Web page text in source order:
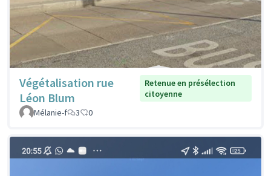
Végétalisation rue
Léon Blum
Retenue en présélection
citoyenne
Mélanie-f
3 0